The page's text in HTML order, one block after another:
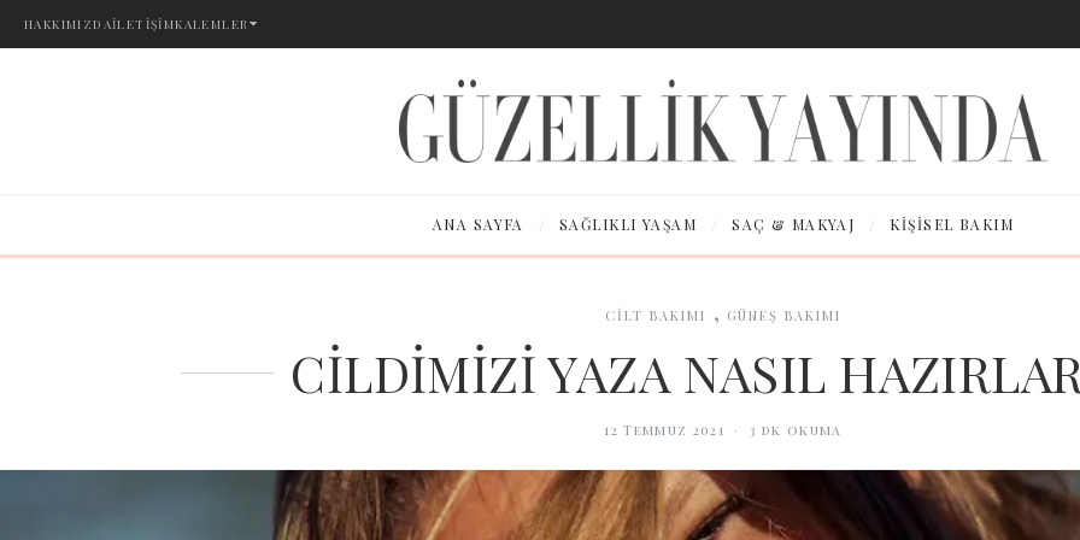
HAKKIMIZDAİLETIŞIMKALEMLER
ANA SAYFA / SAĞLIKLI YAŞAM / SAÇ & MAKYAJ / KIŞISEL BAKIM
CİLT BAKIMI , GÜNEŞ BAKIMI
CİLDİMİZİ YAZA NASIL
12 Temmuz 2021 ·3 dk okuma